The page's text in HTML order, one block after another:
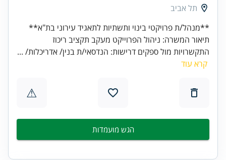
תל אביב
**מנהל/ת פרויקטי בינוי ותשתיות לתאגיד עירוני בת"א**
תיאור המשרה: ניהול הפרוייקט מעקב תקציב ריכוז
התקשרויות מול ספקים דרישות: הנדסאי/ת בנין/ אדריכלות/ ...
קרא עוד
⚠
הגש מועמדות